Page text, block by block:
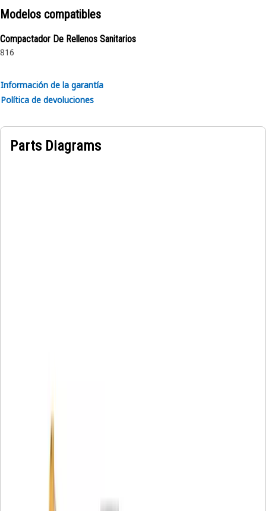
Modelos compatibles
Compactador De Rellenos Sanitarios
816
Información de la garantía
Política de devoluciones
Parts Diagrams